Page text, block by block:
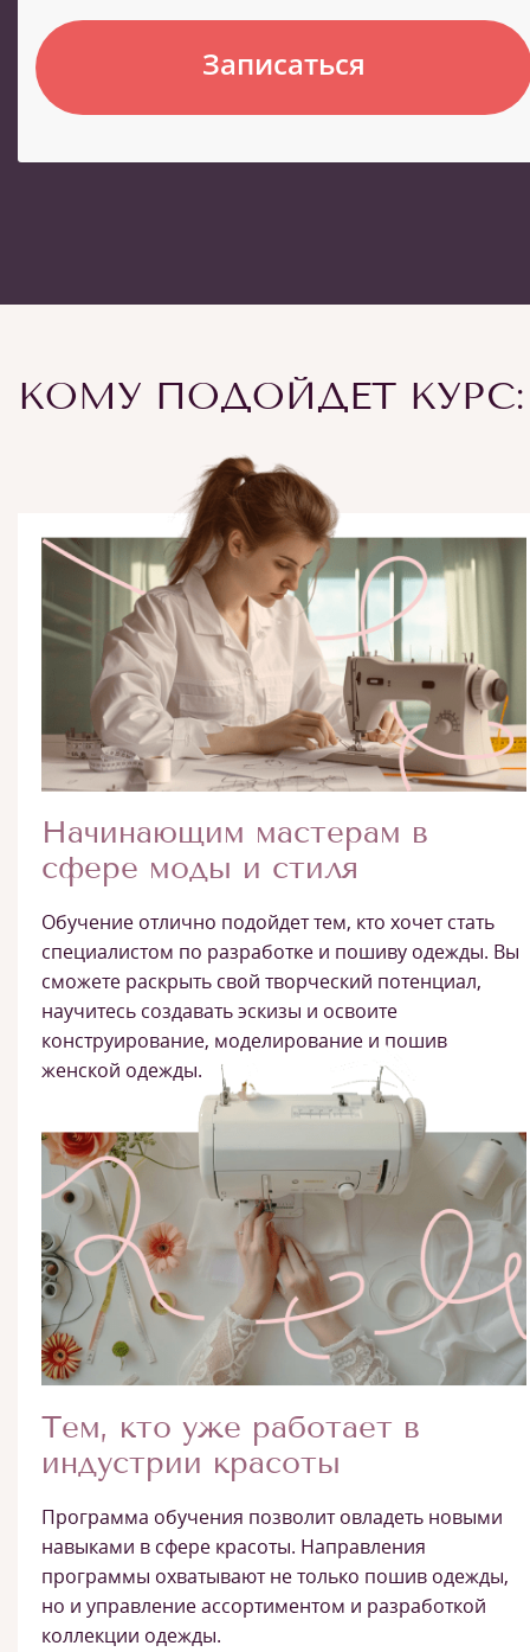
Записаться
КОМУ ПОДОЙДЕТ КУРС:
Начинающим мастерам в
сфере моды и стиля
Обучение отлично подойдет тем, кто хочет стать
специалистом по разработке и пошиву одежды. Вы
сможете раскрыть свой творческий потенциал,
научитесь создавать эскизы и освоите
конструирование, моделирование и пошив
женской одежды.
Тем, кто уже работает в
индустрии красоты
Программа обучения позволит овладеть новыми
навыками в сфере красоты. Направления
программы охватывают не только пошив одежды,
но и управление ассортиментом и разработкой
коллекции одежды.